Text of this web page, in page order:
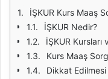
İŞKUR Kurs Maaş
İŞKUR Nedir?
İŞKUR Kursları
Kurs Maaş
Dikkat